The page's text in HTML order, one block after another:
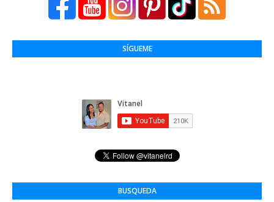
SÍGUEME
BUSQUEDA